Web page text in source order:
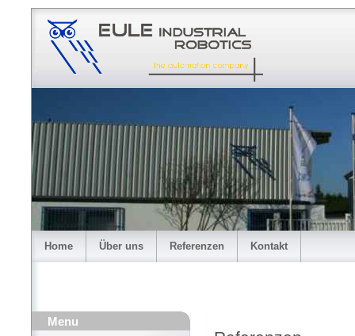
Home Über uns Referenzen Kontakt
Menu